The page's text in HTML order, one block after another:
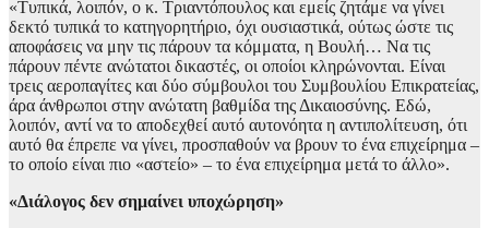
«Τυπικά, λοιπόν, ο κ. Τριαντόπουλος και εμείς ζητάμε να γίνει
δεκτό τυπικά το κατηγορητήριο, όχι ουσιαστικά, ούτως ώστε τις
αποφάσεις να μην τις πάρουν τα κόμματα, η Βουλή… Να τις
πάρουν πέντε ανώτατοι δικαστές, οι οποίοι κληρώνονται. Είναι
τρεις αεροπαγίτες και δύο σύμβουλοι του Συμβουλίου Επικρατείας,
άρα άνθρωποι στην ανώτατη βαθμίδα της Δικαιοσύνης. Εδώ,
λοιπόν, αντί να το αποδεχθεί αυτό αυτονόητα η αντιπολίτευση, ότι
αυτό θα έπρεπε να γίνει, προσπαθούν να βρουν το ένα επιχείρημα –
το οποίο είναι πιο «αστείο» – το ένα επιχείρημα μετά το άλλο».
«Διάλογος δεν σημαίνει υποχώρηση»